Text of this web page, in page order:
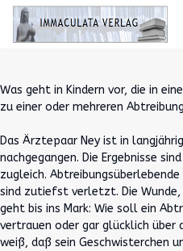
Was geht in Kindern vor, die in
zu einer oder mehreren
Das Ärztepaar Ney ist in
nachgegangen. Die Ergebnisse
zugleich.
sind zutiefst verletzt. Die
geht bis ins Mark: Wie soll ein
vertrauen oder gar glücklich über
weiß, daß sein Geschwisterchen